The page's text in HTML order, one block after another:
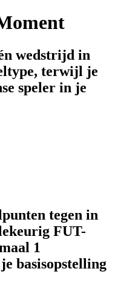
wedstrijd in
terwijl je
speler in je
tegen in
FUT-
1
basisopstelling